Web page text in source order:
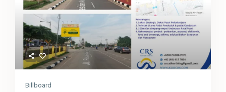
Billboard